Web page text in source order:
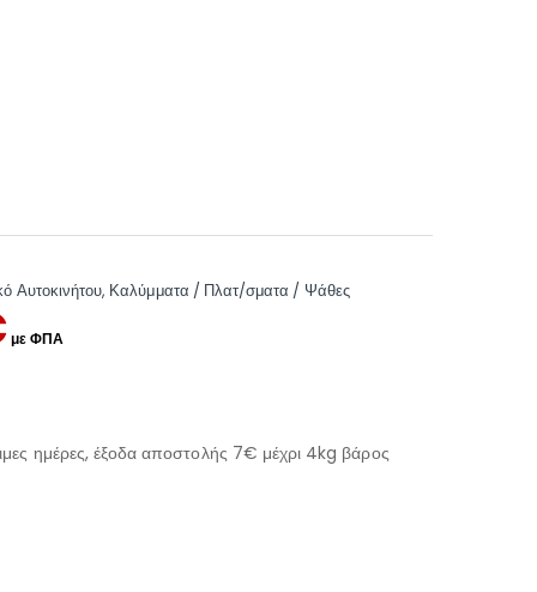
Αυτοκινήτου, Καλύμματα / Πλατ/σματα / Ψάθες
ημέρες, έξοδα αποστολής 7€ μέχρι 4kg βάρος